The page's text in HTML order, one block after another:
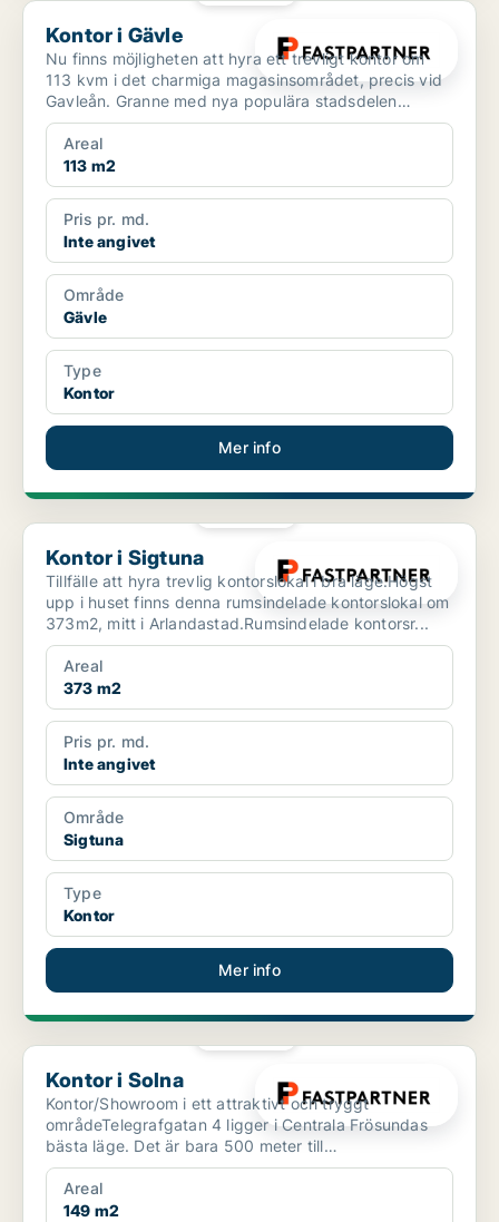
Kontor i Gävle
Kontor i Gävle
Nu finns möjligheten att hyra ett trevligt kontor om
113 kvm i det charmiga magasinsområdet, precis vid
Gavleån. Granne med nya populära stadsdelen
Godisfabr...
Areal
113 m2
Pris pr. md.
Inte angivet
Område
Gävle
Type
Kontor
Mer info
Kontor i Sigtuna
Kontor i Sigtuna
Tillfälle att hyra trevlig kontorslokal i bra läge.Högst
upp i huset finns denna rumsindelade kontorslokal om
373m2, mitt i Arlandastad.Rumsindelade kontorsr...
Areal
373 m2
Pris pr. md.
Inte angivet
Område
Sigtuna
Type
Kontor
Mer info
Kontor i Solna
Kontor i Solna
Kontor/Showroom i ett attraktivt och tryggt
områdeTelegrafgatan 4 ligger i Centrala Frösundas
bästa läge. Det är bara 500 meter till
pendeltågstationen Solna...
Areal
149 m2